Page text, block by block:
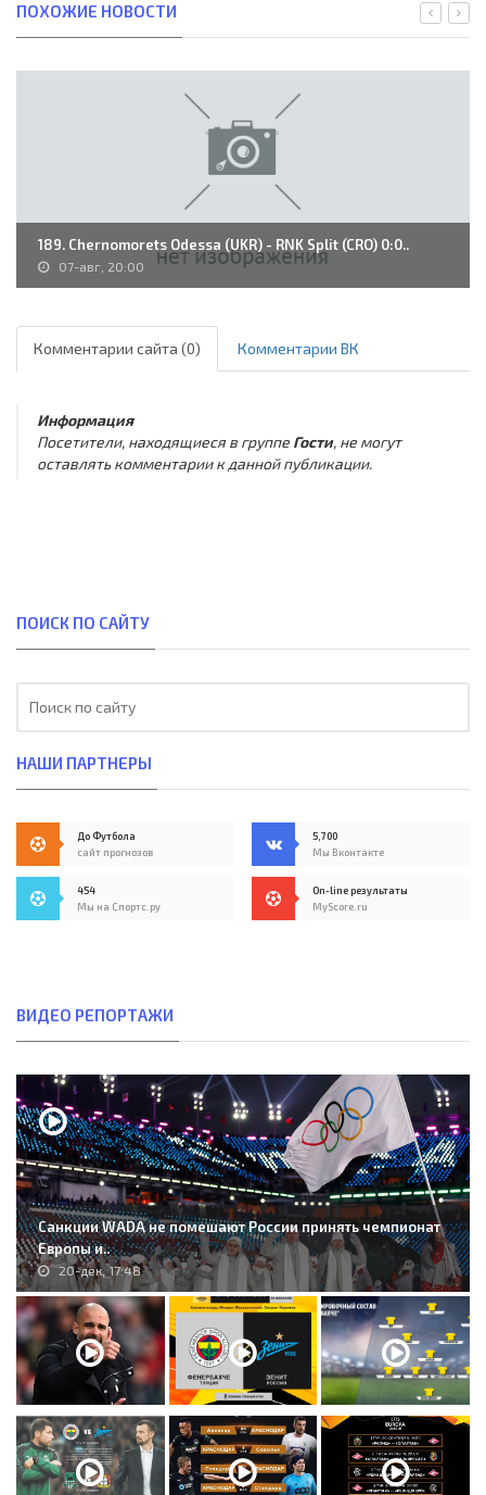
ПОХОЖИЕ НОВОСТИ
189. Chernomorets Odessa (UKR) - RNK Split (CRO) 0:0..
07-авг, 20:00
Комментарии сайта (0) Комментарии ВК
Информация
Посетители, находящиеся в группе Гости, не могут
оставлять комментарии к данной публикации.
ПОИСК ПО САЙТУ
НАШИ ПАРТНЕРЫ
До Футбола
сайт прогнозов
5,700
Мы Вконтакте
454
Мы на Спортс.ру
On-line результаты
MyScore.ru
ВИДЕО РЕПОРТАЖИ
Санкции WADA не помешают России принять чемпионат
Европы и..
20-дек, 17:48